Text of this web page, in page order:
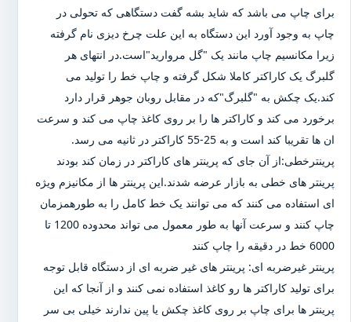
برای چاپ می باشد که شاید بشه گفت دستگاهی که تحولی در
چاپ به وجود آورد این دستگاه به این علت چرخ دیزی نام گرفته
زیرا مکانسیم چاپ مانند یک "گل مروارید"است.در انتهای هر
گلبرگ یک کاراکتر کاملا شکل گرفته و چاپ خط را تولید می
کند.یک چکش به "گلبرگ"که در مقابل روبان جوهر قرار دارد
برخورد می کند و کاراکتر ها را بر روی کاغذ چاپ می کند و سرعت
ان ها تقریبا کند است و به 25-55 کاراکتر در ثانیه می رسد.
پرینترخطی:از آن جای که پرینتر های کاراکتر در زمان کند بودند
پرینتر های خطی به بازار عرضه شدند.این پرینتر ها از مکانیزم ویژه
ای استفاده می کنند که می توانند یک خط کامل را به طورهمزمان
چاپ کنند و سرعت آنها به طور معمول می تواند محدوده 1200 تا
6000 خط در دقیقه را چاپ کنند
پرینتر غیرضربه ای: پرینتر های غیر ضربه ای از دستگاه قابل توجه
برای تولید کاراکتر ها رو کاغذ استفاده نمی کنند و از آنجا که این
پرینتر ها برای چاپ بر روی کاغذ چکش یا پین ندارند خیلی بی سر